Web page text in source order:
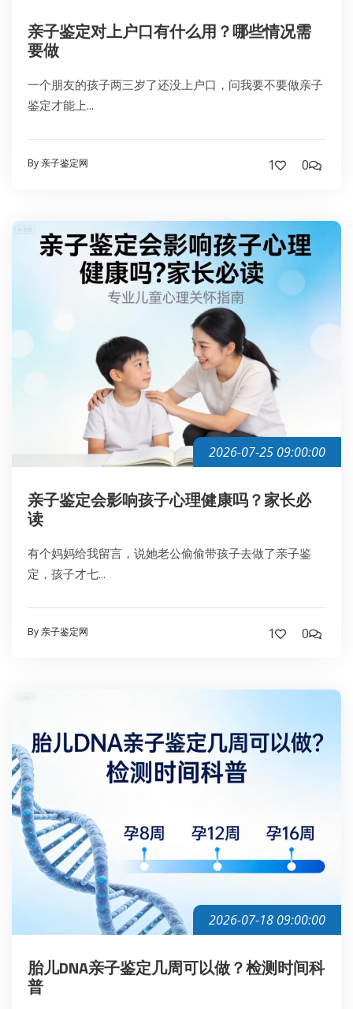
亲子鉴定对上户口有什么用？哪些情况需
要做
一个朋友的孩子两三岁了还没上户口，问我要不要做亲子
鉴定才能上...
By 亲子鉴定网 1 0
2026-07-25 09:00:00
亲子鉴定会影响孩子心理健康吗？家长必
读
有个妈妈给我留言，说她老公偷偷带孩子去做了亲子鉴
定，孩子才七...
By 亲子鉴定网 1 0
2026-07-18 09:00:00
胎儿DNA亲子鉴定几周可以做？检测时间科
普